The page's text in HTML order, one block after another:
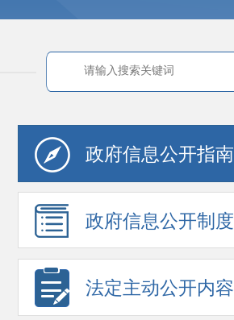
政府信息公开指南
政府信息公开制度
法定主动公开内容